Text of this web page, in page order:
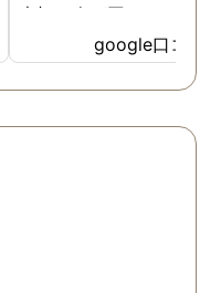
大切な人が困っていたら
番に紹介したいと思える
偵事務所です
google口コミ